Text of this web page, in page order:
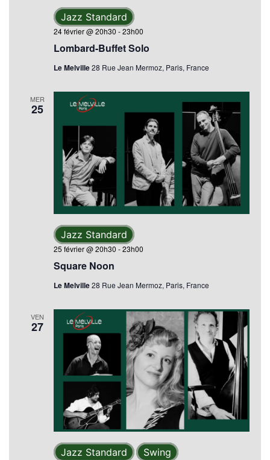
Lombard-Buffet Solo
24 février @ 20h30 -23h00
Jazz Standard
Le Melville28 Rue Jean Mermoz, Paris, France
MER
25
Square Noon
25 février @ 20h30 -23h00
Jazz Standard
Le Melville28 Rue Jean Mermoz, Paris, France
VEN
27
Jazz Standard Swing